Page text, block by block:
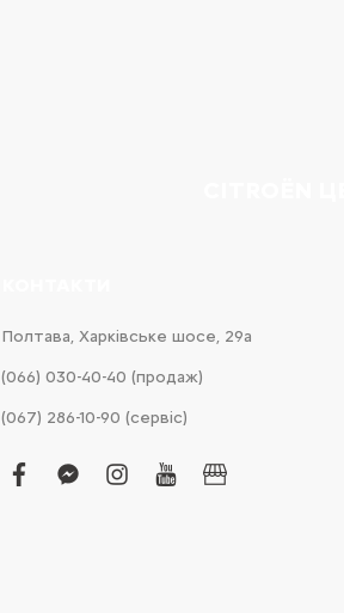
Полтава, Харківське шосе, 29а
(066) 030-40-40 (продаж)
(067) 286-10-90 (сервіс)
facebook
facebook-
instagram
youtubebusiness